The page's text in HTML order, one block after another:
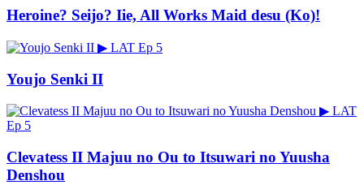
Heroine? Seijo? Iie, All Works Maid desu (Ko)!
▶ LAT Ep 5
Youjo Senki II
▶ LAT
Ep 5
Clevatess II Majuu no Ou to Itsuwari no Yuusha
Denshou